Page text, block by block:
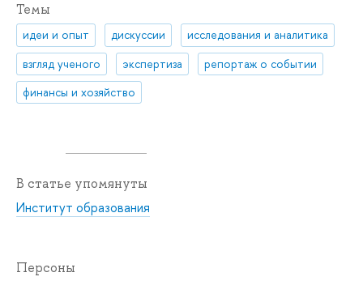
Темы
идеи и опыт дискуссии
исследования и аналитика
взгляд ученого
экспертиза
репортаж о событии
финансы и хозяйство
В статье упомянуты
Институт образования
Персоны